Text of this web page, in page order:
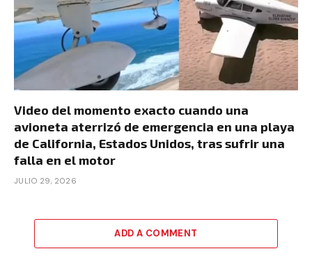
Video del momento exacto cuando una
avioneta aterrizó de emergencia en una playa
de California, Estados Unidos, tras sufrir una
falla en el motor
JULIO 29, 2026
ADD A COMMENT